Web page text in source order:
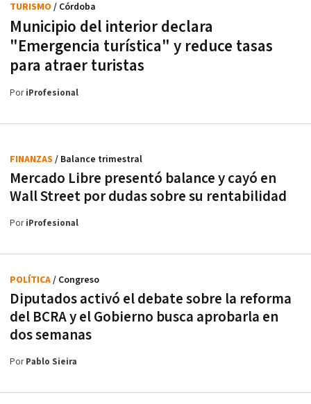
Municipio del interior declara
"Emergencia turística" y reduce tasas
para atraer turistas
TURISMO / Córdoba
PoriProfesional
Mercado Libre presentó balance y cayó en
Wall Street por dudas sobre su rentabilidad
FINANZAS / Balance trimestral
PoriProfesional
Diputados activó el debate sobre la reforma
del BCRA y el Gobierno busca aprobarla en
dos semanas
POLÍTICA/ Congreso
PorPablo Sieira